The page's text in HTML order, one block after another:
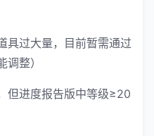
具过大量，目前暂需通过
整）
但进度报告版中等级≥20